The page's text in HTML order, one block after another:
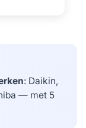
: Daikin,
— met 5